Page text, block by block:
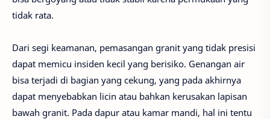
tidak rata.
Dari segi keamanan, pemasangan granit yang tidak presisi
dapat memicu insiden kecil yang berisiko. Genangan air
bisa terjadi di bagian yang cekung, yang pada akhirnya
dapat menyebabkan licin atau bahkan kerusakan lapisan
bawah granit. Pada dapur atau kamar mandi, hal ini tentu